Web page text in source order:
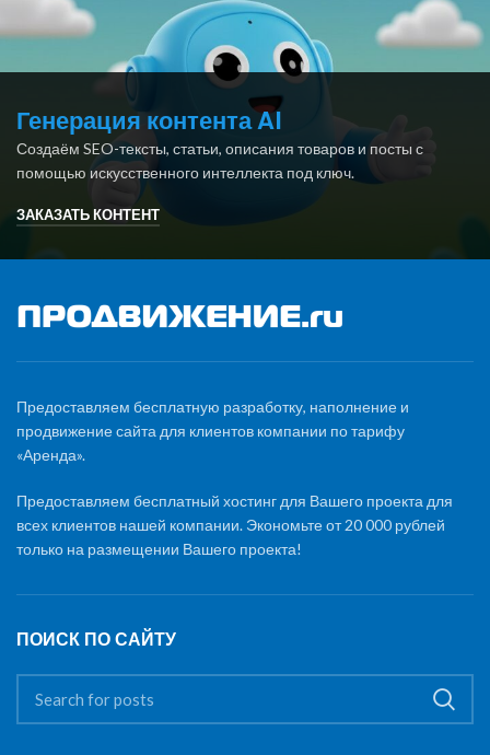
Генерация контента AI
Создаём SEO-тексты, статьи, описания товаров и посты с
помощью искусственного интеллекта под ключ.
ЗАКАЗАТЬ КОНТЕНТ
Предоставляем бесплатную разработку, наполнение и
продвижение сайта для клиентов компании по тарифу
«Аренда».
Предоставляем бесплатный хостинг для Вашего проекта для
всех клиентов нашей компании. Экономьте от 20 000 рублей
только на размещении Вашего проекта!
ПОИСК ПО САЙТУ